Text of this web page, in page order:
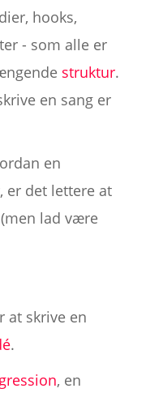
hooks,
- som alle er
struktur.
en sang er
en
er det lettere at
(men lad være
at skrive en
.
, en